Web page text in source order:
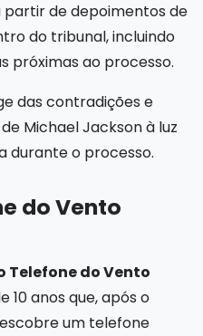
partir de depoimentos de
do tribunal, incluindo
próximas ao processo.
das contradições e
Michael Jackson à luz
durante o processo.
do Vento
Telefone do Vento
10 anos que, após o
um telefone